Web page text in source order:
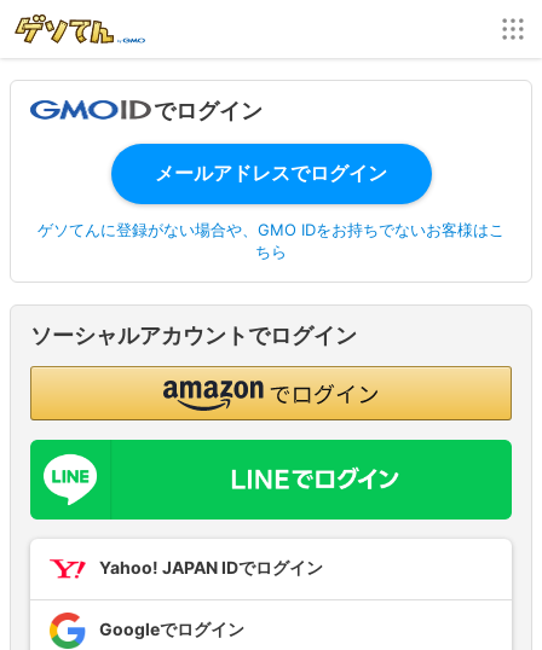
でログイン
ゲソてんに登録がない場合や、GMO IDをお持ちでないお客様はこ
ちら
ソーシャルアカウントでログイン
Yahoo! JAPAN IDでログイン
Googleでログイン